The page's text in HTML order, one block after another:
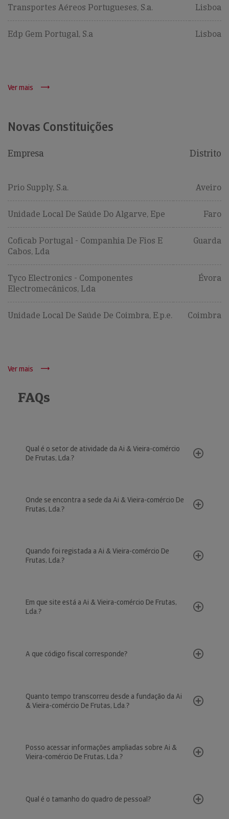
Transportes Aéreos Portugueses, S.a. Lisboa
Edp Gem Portugal, S.a Lisboa
Ver mais
Novas Constituições
Empresa Distrito
Prio Supply, S.a. Aveiro
Unidade Local De Saúde Do Algarve, Epe Faro
Coficab Portugal - Companhia De Fios E
Cabos, Lda
Guarda
Tyco Electronics - Componentes
Electromecânicos, Lda
Évora
Unidade Local De Saúde De Coimbra, E.p.e. Coimbra
Ver mais
FAQs
Qual é o setor de atividade da Ai & Vieira-comércio
De Frutas, Lda.?
Onde se encontra a sede da Ai & Vieira-comércio De
Frutas, Lda.?
Quando foi registada a Ai & Vieira-comércio De
Frutas, Lda.?
Em que site está a Ai & Vieira-comércio De Frutas,
Lda.?
A que código fiscal corresponde?
Quanto tempo transcorreu desde a fundação da Ai
& Vieira-comércio De Frutas, Lda.?
Posso acessar informações ampliadas sobre Ai &
Vieira-comércio De Frutas, Lda.?
Qual é o tamanho do quadro de pessoal?